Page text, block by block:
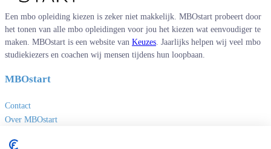
Een mbo opleiding kiezen is zeker niet makkelijk. MBOstart probeert door
het tonen van alle mbo opleidingen voor jou het kiezen wat eenvoudiger te
maken. MBOstart is een website van Keuzes . Jaarlijks helpen wij veel mbo
studiekiezers en coachen wij mensen tijdens hun loopbaan.
MBOstart
Contact
Over MBOstart
Disclaimer en privacy